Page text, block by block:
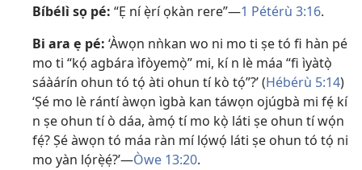
Bíbélì sọ pé: “Ẹ ní ẹ̀rí ọkàn rere”​—1 Pétérù 3:16.
Bi ara ẹ pé: ‘Àwọn nǹkan wo ni mo ti ṣe tó fi hàn pé
mo ti “kọ́ agbára ìfòyemọ̀” mi, kí n lè máa “fi ìyàtọ̀
sáàárín ohun tó tọ́ àti ohun tí kò tọ́”?’ (Hébérù 5:14)
‘Ṣé mo lè rántí àwọn ìgbà kan táwọn ojúgbà mi fẹ́ kí
n ṣe ohun tí ò dáa, àmọ́ tí mo kọ̀ láti ṣe ohun tí wọ́n
fẹ́? Ṣé àwọn tó máa ràn mí lọ́wọ́ láti ṣe ohun tó tọ́ ni
mo yàn lọ́rẹ̀ẹ́?’​—Òwe 13:20.